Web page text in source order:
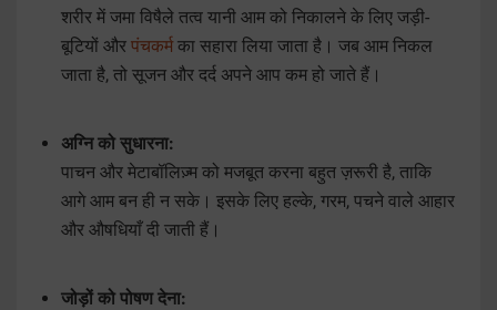
शरीर में जमा विषैले तत्व यानी आम को निकालने के लिए जड़ी-
बूटियों और पंचकर्मका सहारा लिया जाता है। जब आम निकल
जाता है, तो सूजन और दर्द अपने आप कम हो जाते हैं।
अग्नि को सुधारना:
पाचन और मेटाबॉलिज़्म को मजबूत करना बहुत ज़रूरी है, ताकि
आगे आम बन ही न सके। इसके लिए हल्के, गरम, पचने वाले आहार
और औषधियाँ दी जाती हैं।
जोड़ों को पोषण देना: